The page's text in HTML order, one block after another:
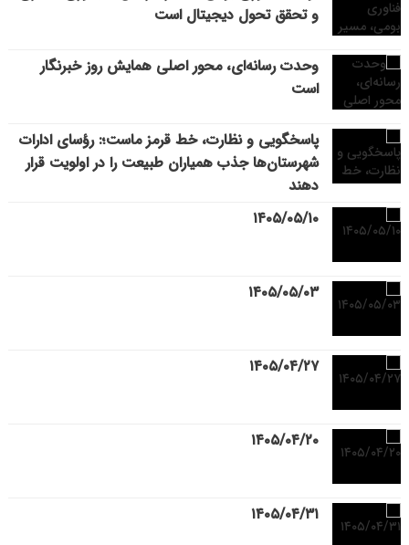
و تحقق تحول دیجیتال است
وحدت رسانه‌ای، محور اصلی همایش روز خبرنگار
است
پاسخگویی و نظارت، خط قرمز ماست؛: رؤسای ادارات
شهرستان‌ها جذب همیاران طبیعت را در اولویت قرار
دهند
۱۴۰۵/۰۵/۱۰
۱۴۰۵/۰۵/۰۳
۱۴۰۵/۰۴/۲۷
۱۴۰۵/۰۴/۲۰
۱۴۰۵/۰۴/۳۱